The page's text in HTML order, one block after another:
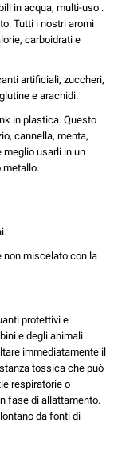
in acqua, multi-uso .
Tutti i nostri aromi
carboidrati e
artificiali, zuccheri,
e arachidi.
in plastica. Questo
cannella, menta,
meglio usarli in un
metallo.
non miscelato con la
protettivi e
e degli animali
immediatamente il
tossica che può
respiratorie o
fase di allattamento.
da fonti di